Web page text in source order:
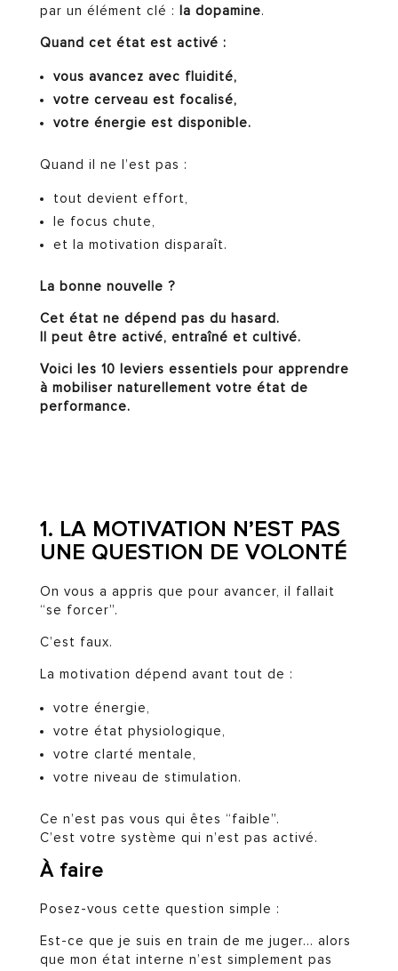
par un élément clé :
la dopamine.
Quand cet état est activé :
vous avancez avec fluidité,
votre cerveau est focalisé,
votre énergie est disponible.
Quand il ne l’est pas :
tout devient effort,
le focus chute,
et la motivation disparaît.
La bonne nouvelle ?
Cet état ne dépend pas du hasard.
Il peut être activé, entraîné et cultivé.
Voici les 10 leviers essentiels pour apprendre
à mobiliser naturellement votre état de
performance.
1. LA MOTIVATION N’EST PAS
UNE QUESTION DE VOLONTÉ
On vous a appris que pour avancer, il fallait
“se forcer”.
C’est faux.
La motivation dépend avant tout de :
votre énergie,
votre état physiologique,
votre clarté mentale,
votre niveau de stimulation.
Ce n’est pas vous qui êtes “faible”.
C’est votre système qui n’est pas activé.
À faire
Posez-vous cette question simple :
Est-ce que je suis en train de me juger… alors
que mon état interne n’est simplement pas